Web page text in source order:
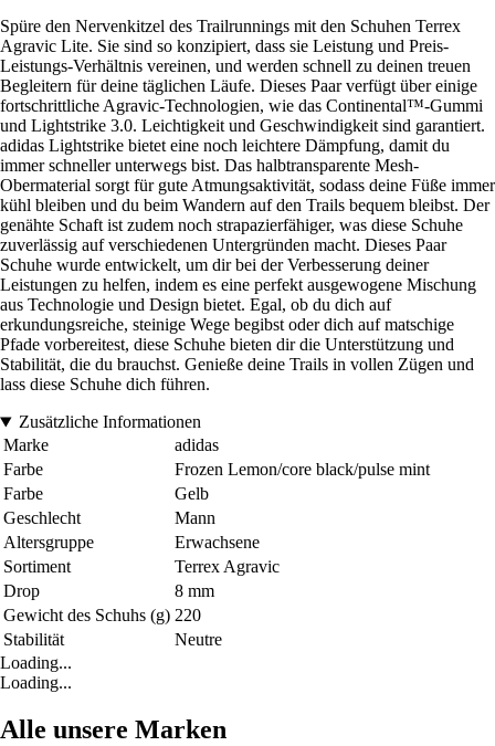
Spüre den Nervenkitzel des Trailrunnings mit den Schuhen Terrex
Agravic Lite. Sie sind so konzipiert, dass sie Leistung und Preis-
Leistungs-Verhältnis vereinen, und werden schnell zu deinen treuen
Begleitern für deine täglichen Läufe. Dieses Paar verfügt über einige
fortschrittliche Agravic-Technologien, wie das Continental™-Gummi
und Lightstrike 3.0. Leichtigkeit und Geschwindigkeit sind garantiert.
adidas Lightstrike bietet eine noch leichtere Dämpfung, damit du
immer schneller unterwegs bist. Das halbtransparente Mesh-
Obermaterial sorgt für gute Atmungsaktivität, sodass deine Füße immer
kühl bleiben und du beim Wandern auf den Trails bequem bleibst. Der
genähte Schaft ist zudem noch strapazierfähiger, was diese Schuhe
zuverlässig auf verschiedenen Untergründen macht. Dieses Paar
Schuhe wurde entwickelt, um dir bei der Verbesserung deiner
Leistungen zu helfen, indem es eine perfekt ausgewogene Mischung
aus Technologie und Design bietet. Egal, ob du dich auf
erkundungsreiche, steinige Wege begibst oder dich auf matschige
Pfade vorbereitest, diese Schuhe bieten dir die Unterstützung und
Stabilität, die du brauchst. Genieße deine Trails in vollen Zügen und
lass diese Schuhe dich führen.
Zusätzliche Informationen
Marke
adidas
Farbe
Frozen Lemon/core black/pulse mint
Farbe
Gelb
Geschlecht
Mann
Altersgruppe
Erwachsene
Sortiment
Terrex Agravic
Drop
8 mm
Gewicht des Schuhs (g) 220
Stabilität
Neutre
Loading...
Loading...
Alle unsere Marken